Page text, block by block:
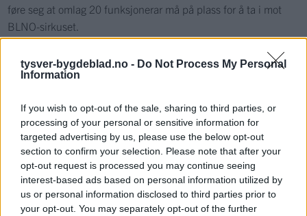
tysver-bygdeblad.no - Do Not Process My Personal
Information
If you wish to opt-out of the sale, sharing to third parties, or
processing of your personal or sensitive information for
targeted advertising by us, please use the below opt-out
section to confirm your selection. Please note that after your
opt-out request is processed you may continue seeing
interest-based ads based on personal information utilized by
us or personal information disclosed to third parties prior to
your opt-out. You may separately opt-out of the further
føre seg at omlag 20 funksjonerar må på plass for å ta i mot
BLNO-sirkuset.
– Dette skal vere ein kamp både spelarar og publikum skal
hugse. Det blir cheerleading, underholdning og sjølvsagt sal av
popkorn. Kan ikkje arrangere basket utan det, smiler ein spent
Espen Markhus frå Grinde er ein av spelarane på Frøya.
Les kva han trur om kampen i papiravisa.
Sport